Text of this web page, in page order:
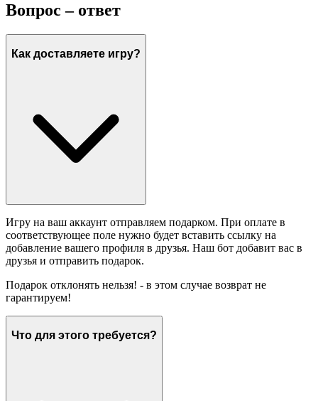
Вопрос – ответ
Как доставляете игру?
Игру на ваш аккаунт отправляем подарком. При оплате в
соответствующее поле нужно будет вставить ссылку на
добавление вашего профиля в друзья. Наш бот добавит вас в
друзья и отправить подарок.
Подарок отклонять нельзя! - в этом случае возврат не
гарантируем!
Что для этого требуется?